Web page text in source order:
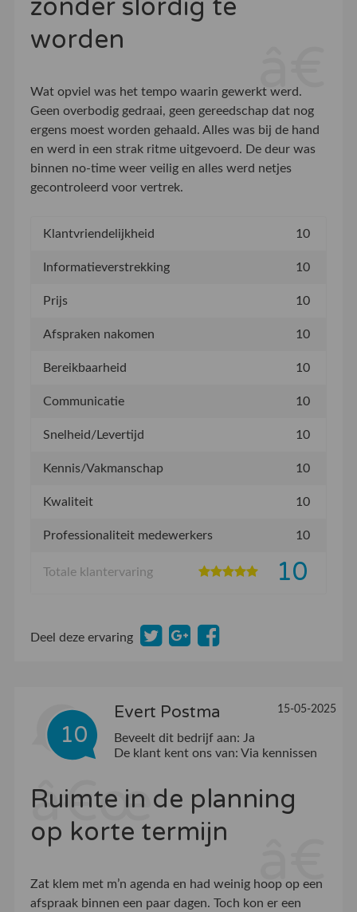
zonder slordig te
worden
Wat opviel was het tempo waarin gewerkt werd.
Geen overbodig gedraai, geen gereedschap dat nog
ergens moest worden gehaald. Alles was bij de hand
en werd in een strak ritme uitgevoerd. De deur was
binnen no-time weer veilig en alles werd netjes
gecontroleerd voor vertrek.
Klantvriendelijkheid 10
Informatieverstrekking 10
Prijs 10
Afspraken nakomen 10
Bereikbaarheid 10
Communicatie 10
Snelheid/Levertijd 10
Kennis/Vakmanschap 10
Kwaliteit 10
Professionaliteit medewerkers 10
Totale klantervaring 10
Deel deze ervaring
10
Evert Postma 15-05-2025
Beveelt dit bedrijf aan: Ja
De klant kent ons van: Via kennissen
Ruimte in de planning
op korte termijn
Zat klem met m’n agenda en had weinig hoop op een
afspraak binnen een paar dagen. Toch kon er een